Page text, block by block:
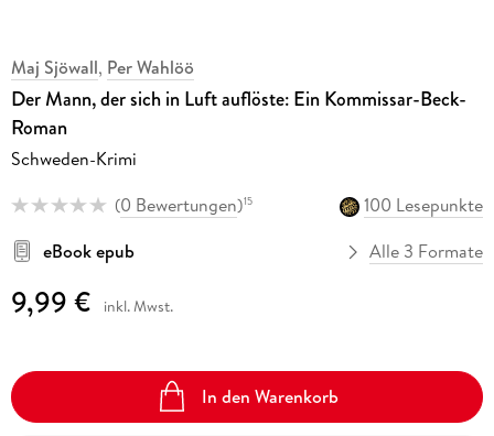
Maj Sjöwall, Per Wahlöö
Der Mann, der sich in Luft auflöste: Ein Kommissar-Beck-
Roman
Schweden-Krimi
(0 Bewertungen)15
100 Lesepunkte
eBook epub
Alle 3 Formate
9,99 € inkl. Mwst.
In den Warenkorb